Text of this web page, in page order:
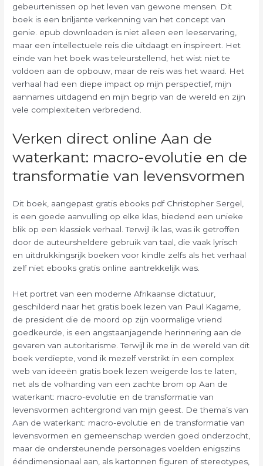
gebeurtenissen op het leven van gewone mensen. Dit
boek is een briljante verkenning van het concept van
genie. epub downloaden is niet alleen een leeservaring,
maar een intellectuele reis die uitdaagt en inspireert. Het
einde van het boek was teleurstellend, het wist niet te
voldoen aan de opbouw, maar de reis was het waard. Het
verhaal had een diepe impact op mijn perspectief, mijn
aannames uitdagend en mijn begrip van de wereld en zijn
vele complexiteiten verbredend.
Verken direct online Aan de
waterkant: macro-evolutie en de
transformatie van levensvormen
Dit boek, aangepast gratis ebooks pdf Christopher Sergel,
is een goede aanvulling op elke klas, biedend een unieke
blik op een klassiek verhaal. Terwijl ik las, was ik getroffen
door de auteursheldere gebruik van taal, die vaak lyrisch
en uitdrukkingsrijk boeken voor kindle zelfs als het verhaal
zelf niet ebooks gratis online aantrekkelijk was.
Het portret van een moderne Afrikaanse dictatuur,
geschilderd naar het gratis boek lezen van Paul Kagame,
de president die de moord op zijn voormalige vriend
goedkeurde, is een angstaanjagende herinnering aan de
gevaren van autoritarisme. Terwijl ik me in de wereld van dit
boek verdiepte, vond ik mezelf verstrikt in een complex
web van ideeën gratis boek lezen weigerde los te laten,
net als de volharding van een zachte brom op Aan de
waterkant: macro-evolutie en de transformatie van
levensvormen achtergrond van mijn geest. De thema’s van
Aan de waterkant: macro-evolutie en de transformatie van
levensvormen en gemeenschap werden goed onderzocht,
maar de ondersteunende personages voelden enigszins
ééndimensionaal aan, als kartonnen figuren of stereotypes,